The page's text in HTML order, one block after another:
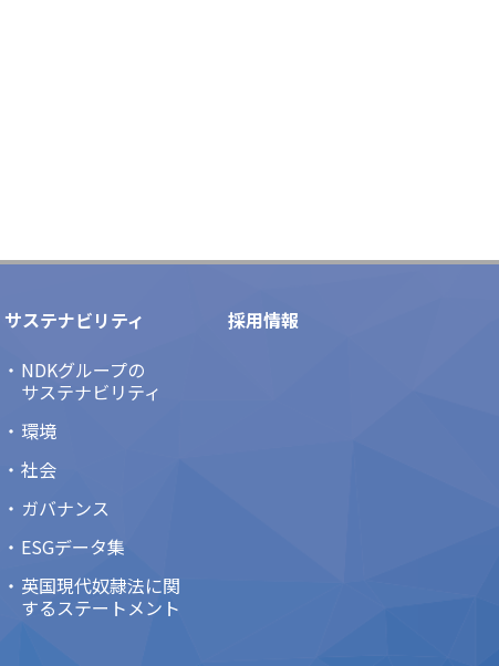
サステナビリティ
NDKグループの
サステナビリティ
環境
社会
ガバナンス
ESGデータ集
英国現代奴隷法に関
するステートメント
採用情報